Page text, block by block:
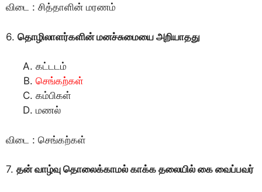
விடை : சித்தாளின் மரணம்
6. தொழிலாளர்களின் மனச்சுமையை அறியாதது
கட்டடம்
செங்கற்கள்
கம்பிகள்
மணல்
விடை : செங்கற்கள்
7. தன் வாழ்வு தொலைக்காமல் காக்க தலையில் கை வைப்பவர்